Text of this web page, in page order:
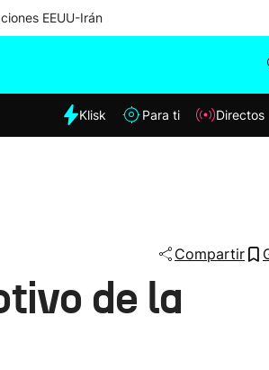
EEUU-Irán
Klisk Para ti Directos
Compartir
de la